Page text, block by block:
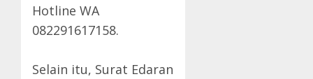
Hotline WA
082291617158.
Selain itu, Surat Edaran